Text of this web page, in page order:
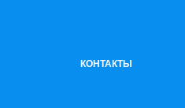
КОНТАКТЫ